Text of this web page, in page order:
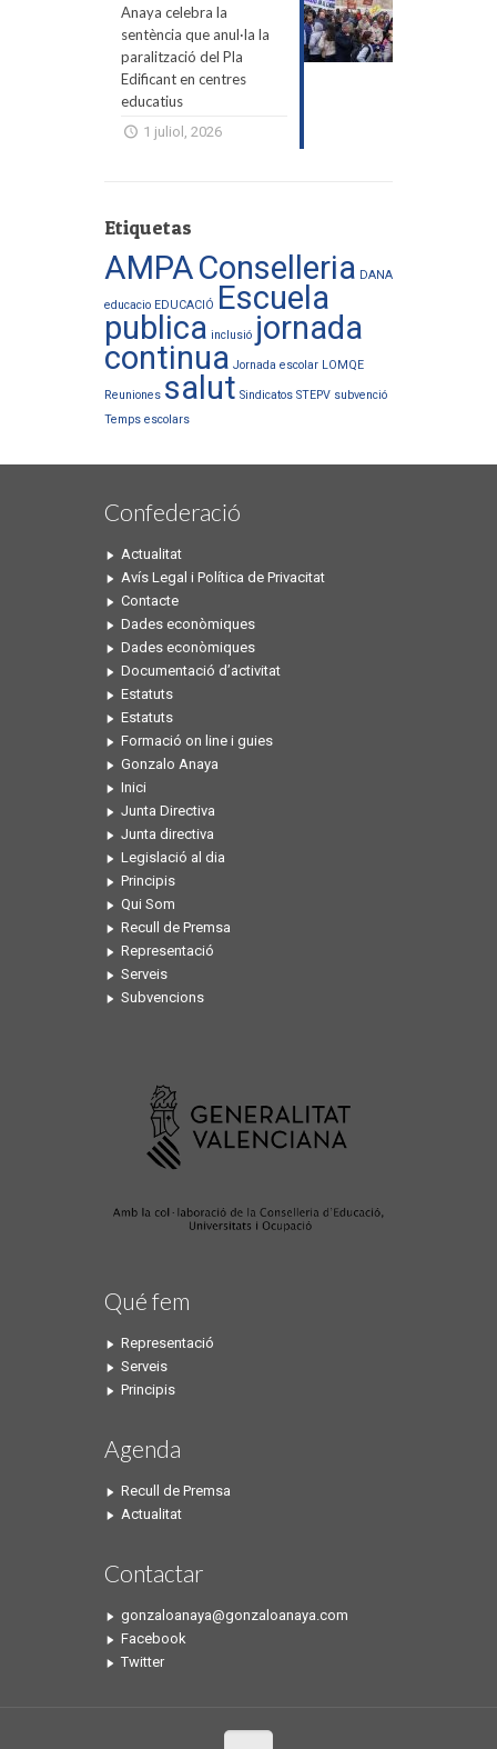
Anaya celebra la
sentència que anul·la la
paralització del Pla
Edificant en centres
educatius
1 juliol, 2026
Etiquetas
AMPAConselleria DANA
educacio EDUCACIÓ Escuela
publica inclusió jornada
continua Jornada escolar LOMQE
Reuniones salut Sindicatos STEPV subvenció
Temps escolars
Confederació
Actualitat
Avís Legal i Política de Privacitat
Contacte
Dades econòmiques
Dades econòmiques
Documentació d’activitat
Estatuts
Estatuts
Formació on line i guies
Gonzalo Anaya
Inici
Junta Directiva
Junta directiva
Legislació al dia
Principis
Qui Som
Recull de Premsa
Representació
Serveis
Subvencions
Qué fem
Representació
Serveis
Principis
Agenda
Recull de Premsa
Actualitat
Contactar
gonzaloanaya@gonzaloanaya.com
Facebook
Twitter